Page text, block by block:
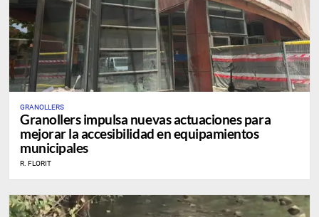
GRANOLLERS
Granollers impulsa nuevas actuaciones para
mejorar la accesibilidad en equipamientos
municipales
R. FLORIT